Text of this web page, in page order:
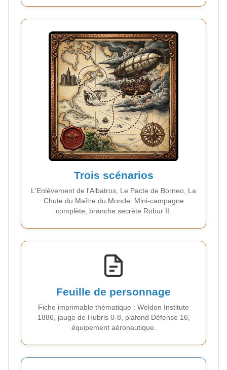
Trois scénarios
L'Enlèvement de l'Albatros, Le Pacte de Borneo, La
Chute du Maître du Monde. Mini-campagne
complète, branche secrète Robur II.
Feuille de personnage
Fiche imprimable thématique : Weldon Institute
1886, jauge de Hubris 0-8, plafond Défense 16,
équipement aéronautique.